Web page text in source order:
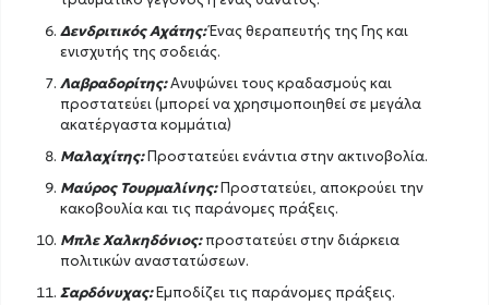
Δενδριτικός Αχάτης:Ένας θεραπευτής της Γης και
ενισχυτής της σοδειάς.
Λαβραδορίτης:Ανυψώνει τους κραδασμούς και
προστατεύει (μπορεί να χρησιμοποιηθεί σε μεγάλα
ακατέργαστα κομμάτια)
Μαλαχίτης:Προστατεύει ενάντια στην ακτινοβολία.
Μαύρος Τουρμαλίνης:Προστατεύει, αποκρούει την
κακοβουλία και τις παράνομες πράξεις.
Μπλε Χαλκηδόνιος:προστατεύει στην διάρκεια
πολιτικών αναστατώσεων.
Σαρδόνυχας:Εμποδίζει τις παράνομες πράξεις.